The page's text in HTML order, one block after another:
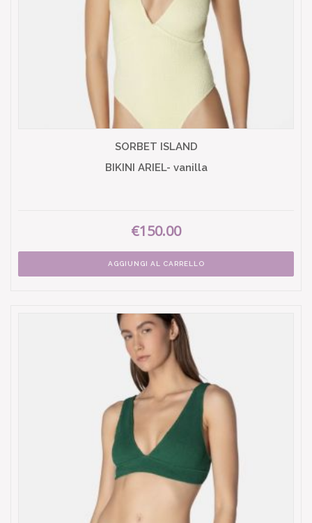
SORBET ISLAND
BIKINI ARIEL- vanilla
€150.00
AGGIUNGI AL CARRELLO